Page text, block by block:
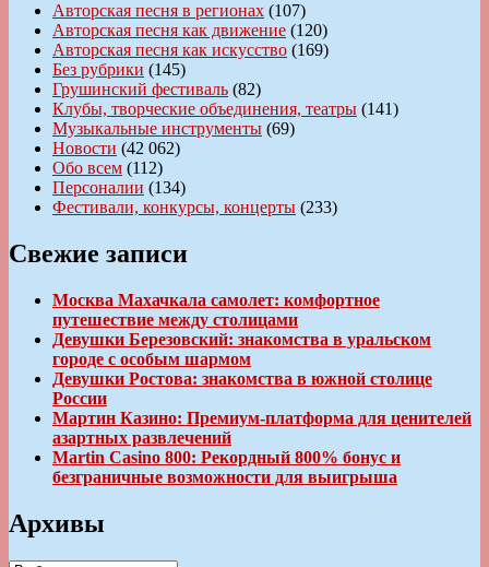
Авторская песня в регионах (107)
Авторская песня как движение (120)
Авторская песня как искусство (169)
Без рубрики (145)
Грушинский фестиваль (82)
Клубы, творческие объединения, театры (141)
Музыкальные инструменты (69)
Новости (42 062)
Обо всем (112)
Персоналии (134)
Фестивали, конкурсы, концерты (233)
Свежие записи
Москва Махачкала самолет: комфортное
путешествие между столицами
Девушки Березовский: знакомства в уральском
городе с особым шармом
Девушки Ростова: знакомства в южной столице
России
Мартин Казино: Премиум-платформа для ценителей
азартных развлечений
Martin Casino 800: Рекордный 800% бонус и
безграничные возможности для выигрыша
Архивы